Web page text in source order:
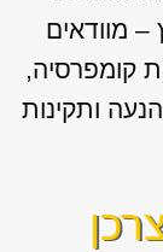
מוודאים
קומפרסיה,
ותקינות